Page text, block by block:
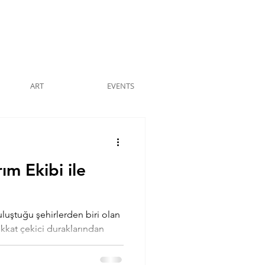
EVENTS
ART
Ekibi ile
şehirlerden biri olan
çekici duraklarından
Reserve Roastery
ekibiyle özel bir